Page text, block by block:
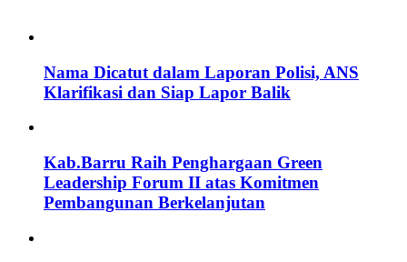
Nama Dicatut dalam Laporan Polisi, ANS
Klarifikasi dan Siap Lapor Balik
Kab.Barru Raih Penghargaan Green
Leadership Forum II atas Komitmen
Pembangunan Berkelanjutan